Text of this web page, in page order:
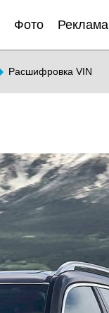
Фото Реклама
Расшифровка VIN